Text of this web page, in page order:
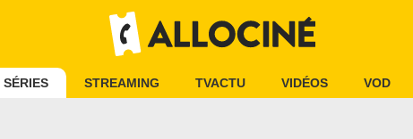
SÉRIES STREAMING TVACTU VIDÉOS VOD